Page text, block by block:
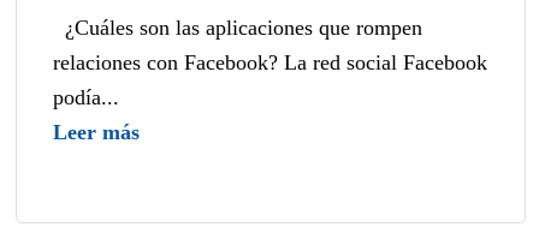
¿Cuáles son las aplicaciones que rompen
relaciones con Facebook? La red social Facebook
podía...
Leer más